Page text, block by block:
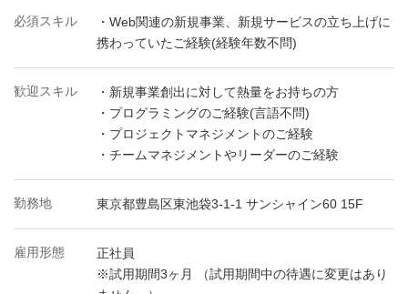
必須スキル
・Web関連の新規事業、新規サービスの立ち上げに
携わっていたご経験(経験年数不問)
歓迎スキル
・新規事業創出に対して熱量をお持ちの方
・プログラミングのご経験(言語不問)
・プロジェクトマネジメントのご経験
・チームマネジメントやリーダーのご経験
勤務地 東京都豊島区東池袋3-1-1 サンシャイン60 15F
雇用形態
正社員
※試用期間3ヶ月 （試用期間中の待遇に変更はあり